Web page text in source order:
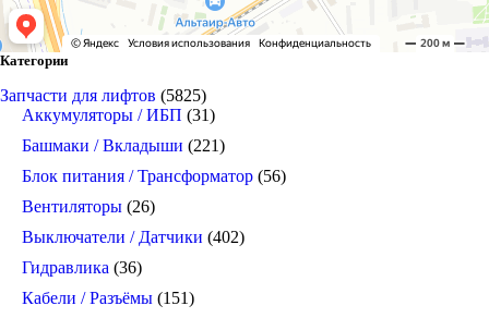
Категории
Запчасти для лифтов (5825)
Аккумуляторы / ИБП (31)
Башмаки / Вкладыши (221)
Блок питания / Трансформатор (56)
Вентиляторы (26)
Выключатели / Датчики (402)
Гидравлика (36)
Кабели / Разъёмы (151)